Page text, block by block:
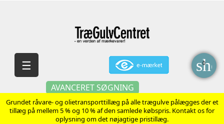
AVANCERET SØGNING
0
Skift
navigation
☰
Grundet råvare- og olietransporttillæg på alle trægulve pålægges der et
tillæg på mellem 5 % og 10 % af den samlede købspris. Kontakt os for
oplysning om det nøjagtige pristillæg.